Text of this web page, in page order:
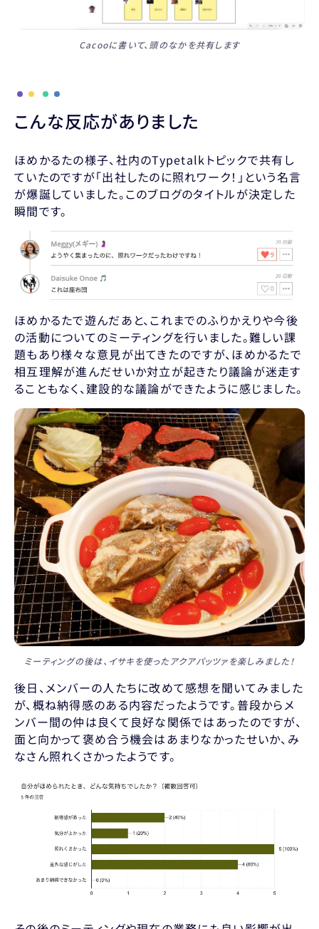
Cacooに書いて、頭のなかを共有します
こんな反応がありました
ほめかるたの様子、社内のTypetalkトピックで共有し
ていたのですが「出社したのに照れワーク！」という名言
が爆誕していました。このブログのタイトルが決定した
瞬間です。
ほめかるたで遊んだあと、これまでのふりかえりや今後
の活動についてのミーティングを行いました。難しい課
題もあり様々な意見が出てきたのですが、ほめかるたで
相互理解が進んだせいか対立が起きたり議論が迷走す
ることもなく、建設的な議論ができたように感じました。
ミーティングの後は、イサキを使ったアクアパッツァを楽しみました！
後日、メンバーの人たちに改めて感想を聞いてみました
が、概ね納得感のある内容だったようです。普段からメ
ンバー間の仲は良くて良好な関係ではあったのですが、
面と向かって褒め合う機会はあまりなかったせいか、み
なさん照れくさかったようです。